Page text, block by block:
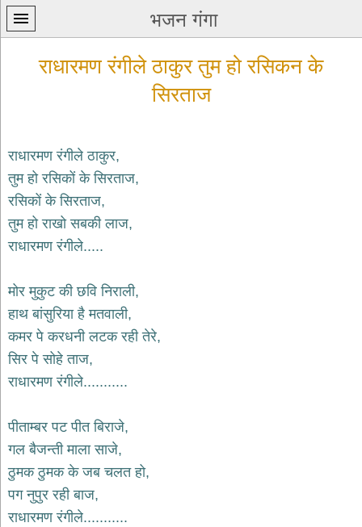
भजन गंगा
प्रथम
पन्ना
home
कृष्ण
भजन
krishna
शिव
भजन
shiv
bhajans
हनुमान
भजन
hanuman
साईं
भजन
bhajans
जैन
भजन
राधारमण रंगीले ठाकुर तुम हो रसिकन के
सिरताज
राधारमण रंगीले ठाकुर,
तुम हो रसिकों के सिरताज,
रसिकों के सिरताज,
तुम हो राखो सबकी लाज,
राधारमण रंगीले.....
मोर मुकुट की छवि निराली,
हाथ बांसुरिया है मतवाली,
कमर पे करधनी लटक रही तेरे,
सिर पे सोहे ताज,
राधारमण रंगीले...........
पीताम्बर पट पीत बिराजे,
गल बैजन्ती माला साजे,
ठुमक ठुमक के जब चलत हो,
पग नुपुर रही बाज,
राधारमण रंगीले...........